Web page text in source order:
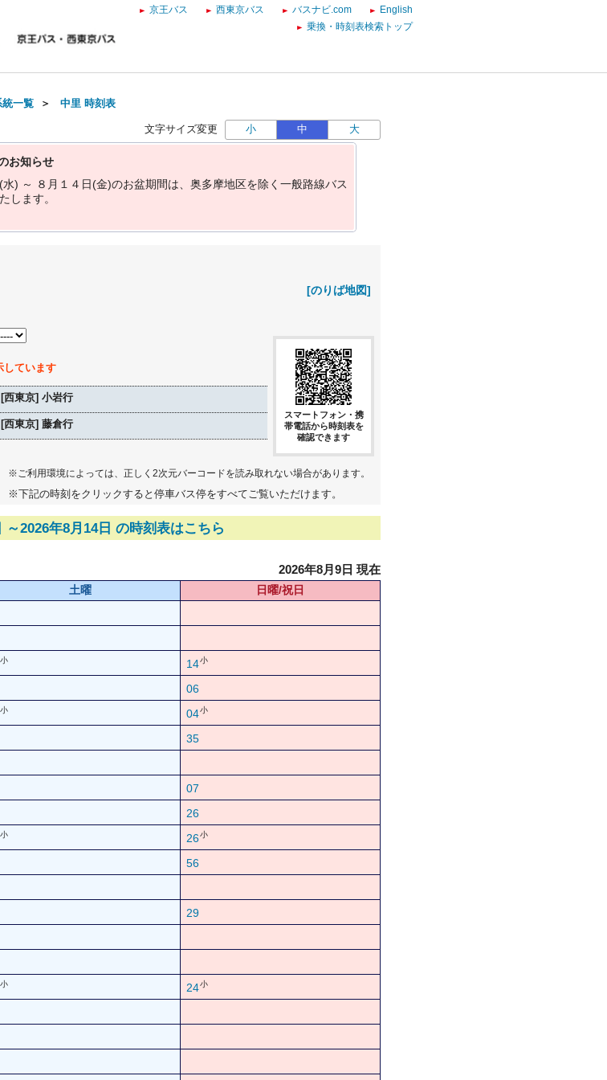
京王バス 西東京バス バスナビ.com
English
乗換・時刻表検索トップ
統一覧 ＞ 中里 時刻表
文字サイズ変更 小 中 大
お知らせ
(水) ～ ８ 月 １ ４ 日(金)のお盆期間は 奥多摩地区を除 く 一般路線バス
た し ます。
[のりば地図]
しています
[西東京] 小岩行
[西東京] 藤倉行
スマートフォン・携
帯電話から時刻表を
確認できます
※ご利用環境によっては、正しく2次元バーコードを読み取れない場合があります。
※下記の時刻をクリックすると停車バス停をすべてご覧いただけます。
～2026年8月14日 の時刻表はこちら
2026年8月9日 現在
土曜
日曜/祝日
小 14小
06
小 04小
35
07
26
小 26小
56
29
小 24小